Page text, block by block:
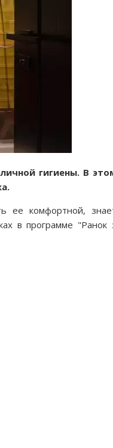
гигиены. В
ее комфортной,
в программе "Ранок